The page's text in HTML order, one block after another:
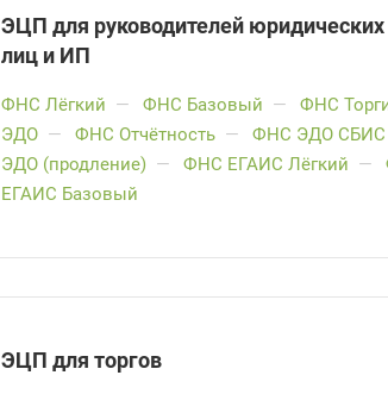
ЭЦП для руководителей юридических
лиц и ИП
ФНС Лёгкий — ФНС Базовый — ФНС
ЭДО — ФНС Отчётность — ФНС ЭДО СБИС
ЭДО (продление) — ФНС ЕГАИС Лёгкий —
ЕГАИС Базовый
ЭЦП для торгов